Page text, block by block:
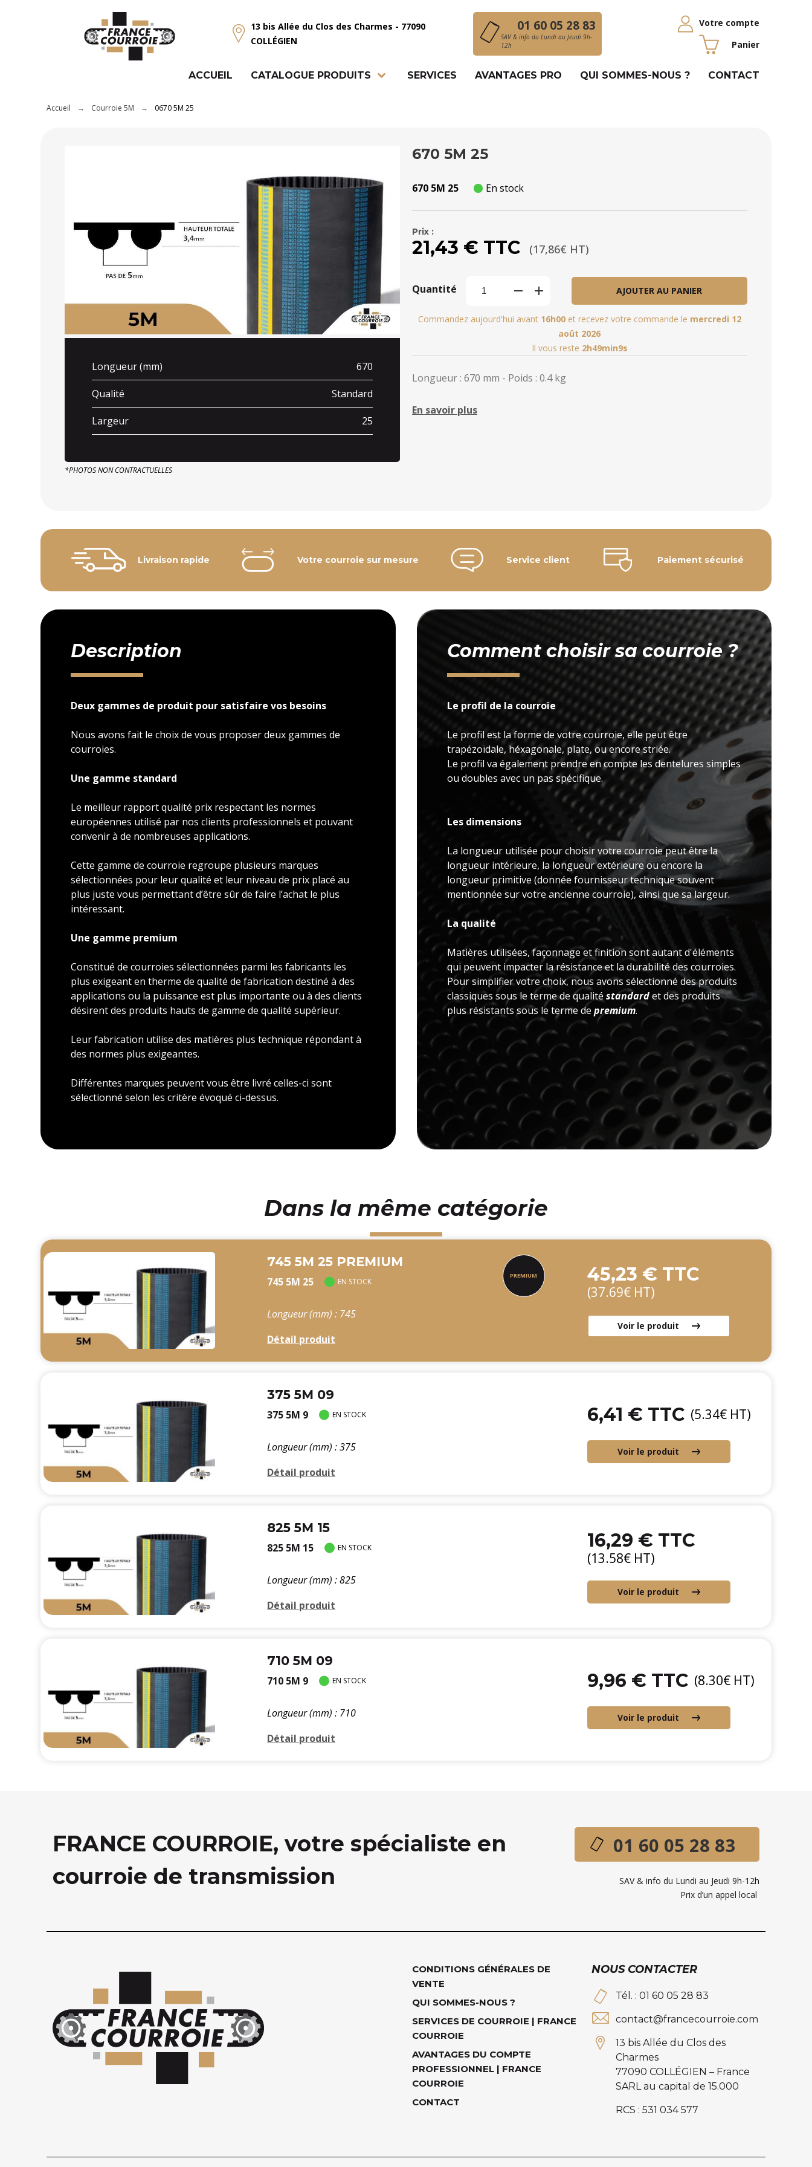
13 bis Allée du Clos des Charmes - 77090
COLLÉGIEN
01 60 05 28 83
SAV & info du Lundi au Jeudi 9h-
12h
Votre compte
Panier
ACCUEIL CATALOGUE PRODUITS SERVICES AVANTAGES PRO QUI SOMMES-NOUS ? CONTACT
Accueil Courroie 5M 0670 5M 25
Longueur (mm) 670
Qualité Standard
Largeur 25
*PHOTOS NON CONTRACTUELLES
670 5M 25
670 5M 25 En stock
Prix :
21,43 € TTC (17,86€ HT)
Quantité AJOUTER AU PANIER
Commandez aujourd'hui avant 16h00et recevez votre commande le mercredi 12
août 2026
Il vous reste 2h49min7s
Longueur : 670 mm - Poids : 0.4 kg
En savoir plus
Livraison rapide Votre courroie sur mesure Service client Paiement sécurisé
Description
Deux gammes de produit pour satisfaire vos besoins
Nous avons fait le choix de vous proposer deux gammes de
courroies.
Une gamme standard
Le meilleur rapport qualité prix respectant les normes
européennes utilisé par nos clients professionnels et pouvant
convenir à de nombreuses applications.
Cette gamme de courroie regroupe plusieurs marques
sélectionnées pour leur qualité et leur niveau de prix placé au
plus juste vous permettant d’être sûr de faire l’achat le plus
intéressant.
Une gamme premium
Constitué de courroies sélectionnées parmi les fabricants les
plus exigeant en therme de qualité de fabrication destiné à des
applications ou la puissance est plus importante ou à des clients
désirent des produits hauts de gamme de qualité supérieur.
Leur fabrication utilise des matières plus technique répondant à
des normes plus exigeantes.
Différentes marques peuvent vous être livré celles-ci sont
sélectionné selon les critère évoqué ci-dessus.
Comment choisir sa courroie ?
Le profil de la courroie
Le profil est la forme de votre courroie, elle peut être
trapézoïdale, héxagonale, plate, ou encore striée.
Le profil va également prendre en compte les dentelures simples
ou doubles avec un pas spécifique.
Les dimensions
La longueur utilisée pour choisir votre courroie peut être la
longueur intérieure, la longueur extérieure ou encore la
longueur primitive (donnée fournisseur technique souvent
mentionnée sur votre ancienne courroie), ainsi que sa largeur.
La qualité
Matières utilisées, façonnage et finition sont autant d'éléments
qui peuvent impacter la résistance et la durabilité des courroies.
Pour simplifier votre choix, nous avons sélectionné des produits
classiques sous le terme de qualité standardet des produits
plus résistants sous le terme de premium.
Dans la même catégorie
745 5M 25 PREMIUM
745 5M 25 EN STOCK
Longueur (mm) : 745
Détail produit
45,23 € TTC
(37.69€ HT)
Voir le produit
375 5M 09
375 5M 9 EN STOCK
Longueur (mm) : 375
Détail produit
6,41 € TTC (5.34€ HT)
Voir le produit
825 5M 15
825 5M 15 EN STOCK
Longueur (mm) : 825
Détail produit
16,29 € TTC
(13.58€ HT)
Voir le produit
710 5M 09
710 5M 9 EN STOCK
Longueur (mm) : 710
Détail produit
9,96 € TTC (8.30€ HT)
Voir le produit
FRANCE COURROIE, votre spécialiste en
courroie de transmission
01 60 05 28 83
SAV & info du Lundi au Jeudi 9h-12h
Prix d’un appel local
CONDITIONS GÉNÉRALES DE
VENTE
QUI SOMMES-NOUS ?
SERVICES DE COURROIE | FRANCE
COURROIE
AVANTAGES DU COMPTE
PROFESSIONNEL | FRANCE
COURROIE
CONTACT
NOUS CONTACTER
Tél. : 01 60 05 28 83
contact@francecourroie.com
13 bis Allée du Clos des
Charmes
77090 COLLÉGIEN – France
SARL au capital de 15.000
RCS : 531 034 577